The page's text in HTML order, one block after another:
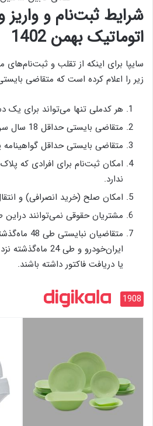
شرایط ثبت‌نام و
اتوماتیک بهمن 1402
سایپا برای اینکه از تقلب و ثبت‌نام‌های
زیر را اعلام کرده است که متقاضی
هر کدملی تنها می‌تواند برای یک
متقاضی بایستی حداقل 18 سال سن داشته باشد.
متقاضی بایستی حداقل گواهینامه
امکان ثبت‌نام برای افرادی که
ندارد.
امکان صلح (خرید انصرافی) و
مشتریان حقوقی نمی‌توانند
متقاضیان
ایران‌خودرو و طی
یا دریافت فاکتور داشته باشند.
1908